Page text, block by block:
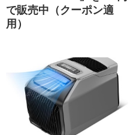
で販売中（クーポン適
用）